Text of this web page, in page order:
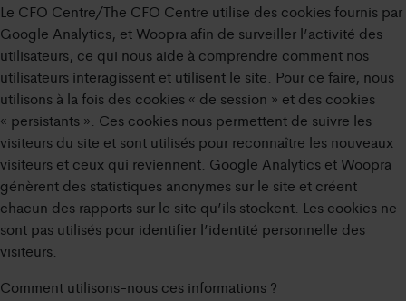
Le CFO Centre/The CFO Centre utilise des cookies fournis par
Google Analytics, et Woopra afin de surveiller l’activité des
utilisateurs, ce qui nous aide à comprendre comment nos
utilisateurs interagissent et utilisent le site. Pour ce faire, nous
utilisons à la fois des cookies « de session » et des cookies
« persistants ». Ces cookies nous permettent de suivre les
visiteurs du site et sont utilisés pour reconnaître les nouveaux
visiteurs et ceux qui reviennent. Google Analytics et Woopra
génèrent des statistiques anonymes sur le site et créent
chacun des rapports sur le site qu’ils stockent. Les cookies ne
sont pas utilisés pour identifier l’identité personnelle des
visiteurs.
Comment utilisons-nous ces informations ?